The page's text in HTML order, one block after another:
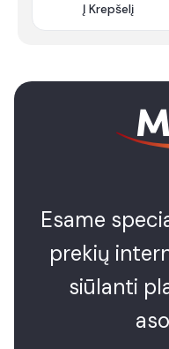
QuantityĮ Krepšelį
Esame
prekių
siūlanti